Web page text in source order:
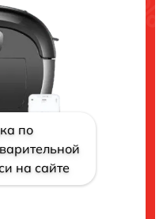
по
на сайте